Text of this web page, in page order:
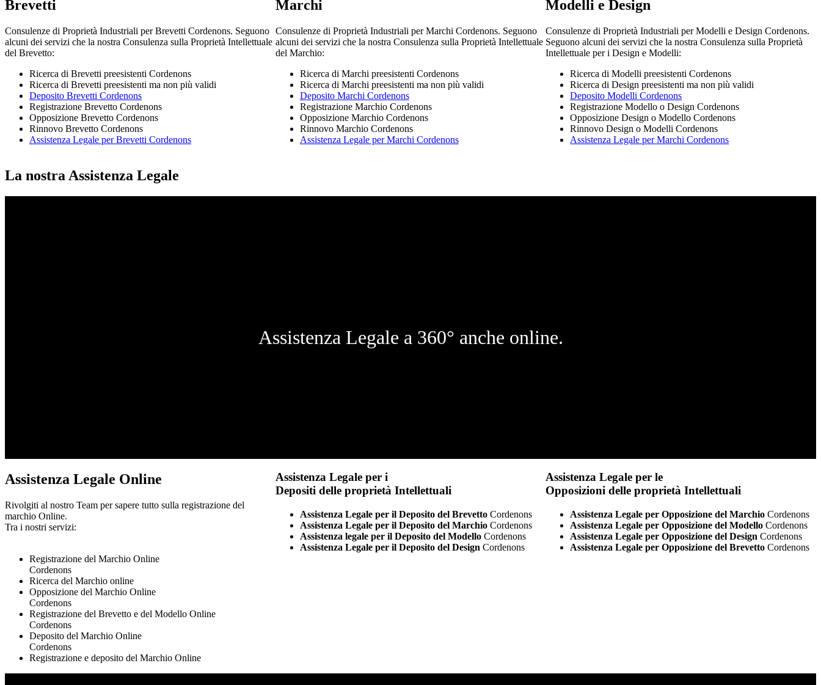
Brevetti
Consulenze di Proprietà Industriali per Brevetti Cordenons. Seguono
alcuni dei servizi che la nostra Consulenza sulla Proprietà Intellettuale
del Brevetto:
Ricerca di Brevetti preesistenti Cordenons
Ricerca di Brevetti preesistenti ma non più validi
Deposito Brevetti Cordenons
Registrazione Brevetto Cordenons
Opposizione Brevetto Cordenons
Rinnovo Brevetto Cordenons
Assistenza Legale per Brevetti Cordenons
Marchi
Consulenze di Proprietà Industriali per Marchi Cordenons. Seguono
alcuni dei servizi che la nostra Consulenza sulla Proprietà Intellettuale
del Marchio:
Ricerca di Marchi preesistenti Cordenons
Ricerca di Marchi preesistenti ma non più validi
Deposito Marchi Cordenons
Registrazione Marchio Cordenons
Opposizione Marchio Cordenons
Rinnovo Marchio Cordenons
Assistenza Legale per Marchi Cordenons
Modelli e Design
Consulenze di Proprietà Industriali per Modelli e Design Cordenons.
Seguono alcuni dei servizi che la nostra Consulenza sulla Proprietà
Intellettuale per i Design e Modelli:
Ricerca di Modelli preesistenti Cordenons
Ricerca di Design preesistenti ma non più validi
Deposito Modelli Cordenons
Registrazione Modello o Design Cordenons
Opposizione Design o Modello Cordenons
Rinnovo Design o Modelli Cordenons
Assistenza Legale per Marchi Cordenons
La nostra Assistenza Legale
Assistenza Legale a 360° anche online.
Assistenza Legale Online
Rivolgiti al nostro Team per sapere tutto sulla registrazione del
marchio Online.
Tra i nostri servizi:
Registrazione del Marchio Online
Cordenons
Ricerca del Marchio online
Opposizione del Marchio Online
Cordenons
Registrazione del Brevetto e del Modello Online
Cordenons
Deposito del Marchio Online
Cordenons
Registrazione e deposito del Marchio Online
Assistenza Legale per i
Depositi delle proprietà Intellettuali
Assistenza Legale per il Deposito del BrevettoCordenons
Assistenza Legale per il Deposito del MarchioCordenons
Assistenza legale per il Deposito del ModelloCordenons
Assistenza Legale per il Deposito del Design Cordenons
Assistenza Legale per le
Opposizioni delle proprietà Intellettuali
Assistenza Legale per Opposizione del Marchio Cordenons
Assistenza Legale per Opposizione del Modello Cordenons
Assistenza Legale per Opposizione del Design Cordenons
Assistenza Legale per Opposizione del Brevetto Cordenons